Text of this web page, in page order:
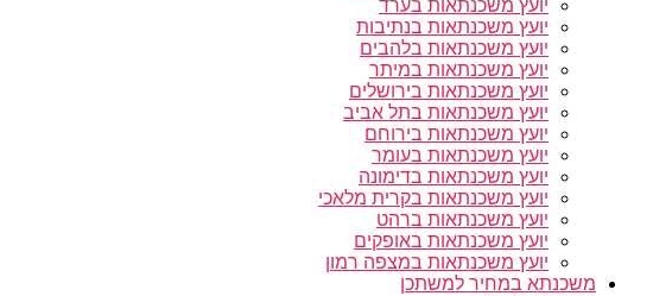
יועץ משכנתאות בערד
יועץ משכנתאות בנתיבות
יועץ משכנתאות בלהבים
יועץ משכנתאות במיתר
יועץ משכנתאות בירושלים
יועץ משכנתאות בתל אביב
יועץ משכנתאות בירוחם
יועץ משכנתאות בעומר
יועץ משכנתאות בדימונה
יועץ משכנתאות בקרית מלאכי
יועץ משכנתאות ברהט
יועץ משכנתאות באופקים
יועץ משכנתאות במצפה רמון
משכנתא במחיר למשתכן